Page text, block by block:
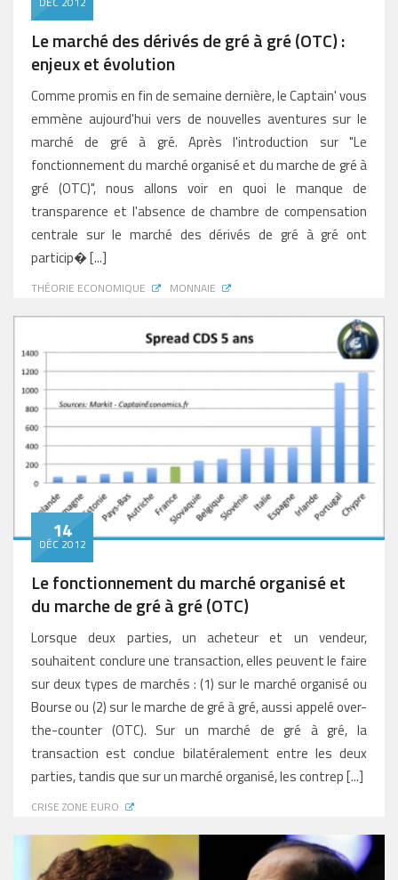
Le marché des dérivés de gré à gré (OTC) :
enjeux et évolution
Comme promis en fin de semaine dernière, le Captain' vous
emmène aujourd'hui vers de nouvelles aventures sur le
marché de gré à gré. Après l'introduction sur "Le
fonctionnement du marché organisé et du marche de gré à
gré (OTC)", nous allons voir en quoi le manque de
transparence et l'absence de chambre de compensation
centrale sur le marché des dérivés de gré à gré ont
particip� [...]
THÉORIE ECONOMIQUE MONNAIE
14
DÉC 2012
Le fonctionnement du marché organisé et
du marche de gré à gré (OTC)
Lorsque deux parties, un acheteur et un vendeur,
souhaitent conclure une transaction, elles peuvent le faire
sur deux types de marchés : (1) sur le marché organisé ou
Bourse ou (2) sur le marche de gré à gré, aussi appelé over-
the-counter (OTC). Sur un marché de gré à gré, la
transaction est conclue bilatéralement entre les deux
parties, tandis que sur un marché organisé, les contrep [...]
CRISE ZONE EURO